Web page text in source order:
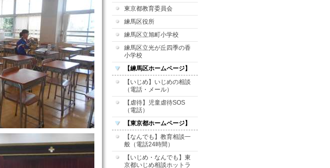
東京都教育委員会
練馬区役所
練馬区立旭町小学校
練馬区立光が丘四季の香
小学校
【練馬区ホームページ】
【いじめ】いじめの相談
（電話・メール）
【虐待】児童虐待SOS
（電話）
【東京都ホームページ】
【なんでも】教育相談一
般（電話24時間）
【いじめ・なんでも】東
京都いじめ相談ホットラ